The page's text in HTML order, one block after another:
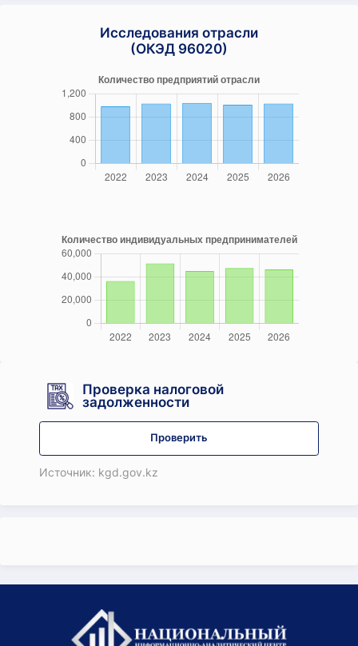
Исследования отрасли
(ОКЭД 96020)
Проверка налоговой
задолженности
Проверить
Источник: kgd.gov.kz